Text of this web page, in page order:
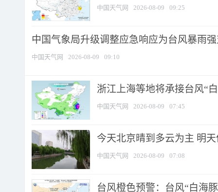
中国天气网 2026-08-09 09:25
中国气象局升级调整应急响应为台风暴雨
中国天气网 2026-08-09 09:10
浙江上海等地将承接台风“
中国天气网 2026-08-09 07:45
今天北京晴到多云为主 明
中国天气网 2026-08-09 07:08
台风橙色预警：台风“白海